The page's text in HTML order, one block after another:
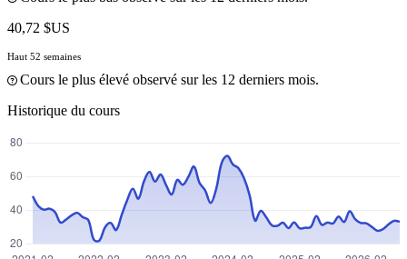
40,72 $US
Haut 52 semaines
Cours le plus élevé observé sur les 12 derniers mois.
Historique du cours